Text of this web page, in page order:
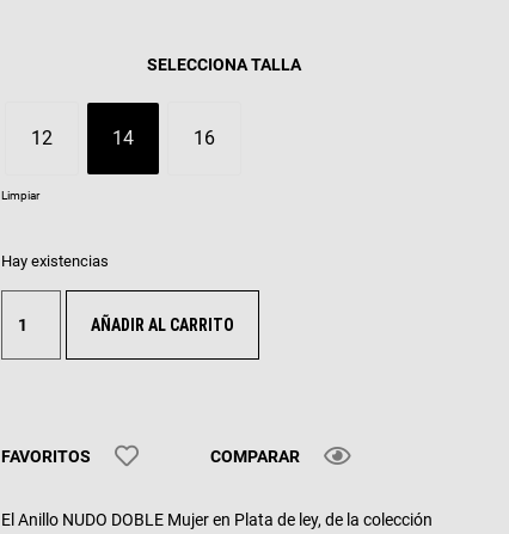
TALLA
12 14 16
Limpiar
Hay existencias
AÑADIR AL CARRITO
FAVORITOS COMPARAR
El Anillo NUDO DOBLE Mujer en Plata de ley, de la colección